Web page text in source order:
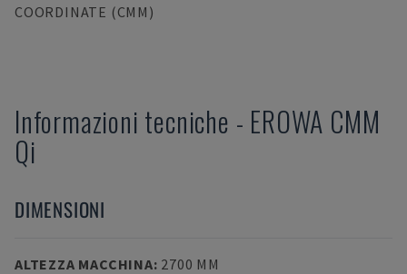
COORDINATE (CMM)
Informazioni tecniche - EROWA CMM
Qi
DIMENSIONI
ALTEZZA MACCHINA: 2700 MM